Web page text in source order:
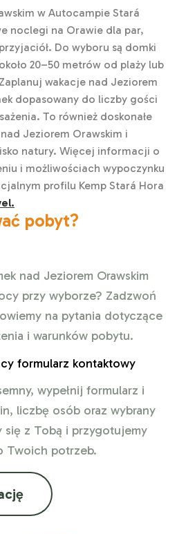
w Autocampie Stará
noclegi na Orawie dla par,
Do wyboru są domki
20–50 metrów od plaży lub
wakacje nad Jeziorem
dopasowany do liczby gości
To również doskonałe
Jeziorem Orawskim i
natury. Więcej informacji o
i możliwościach wypoczynku
profilu Kemp Stará Hora
pobyt?
nad Jeziorem Orawskim
przy wyborze? Zadzwoń
na pytania dotyczące
i warunków pobytu.
formularz kontaktowy
wypełnij formularz i
liczbę osób oraz wybrany
się z Tobą i przygotujemy
Twoich potrzeb.